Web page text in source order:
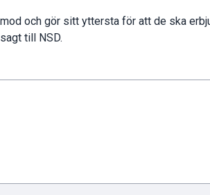
och gör sitt yttersta för att de ska
till NSD.